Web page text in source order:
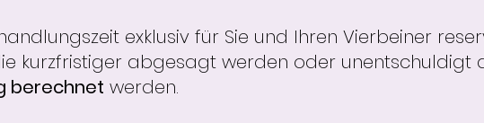
exklusiv für Sie und Ihren Vierbeiner
kurzfristiger abgesagt werden oder unentschuldigt
berechnet werden.